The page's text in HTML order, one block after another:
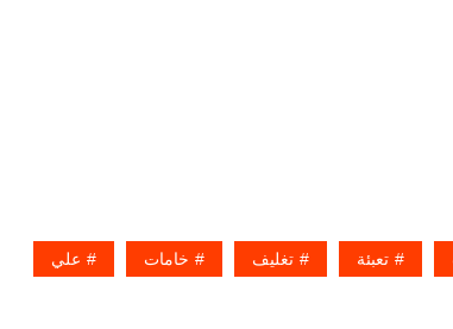
تعبئة تغليف خامات علي